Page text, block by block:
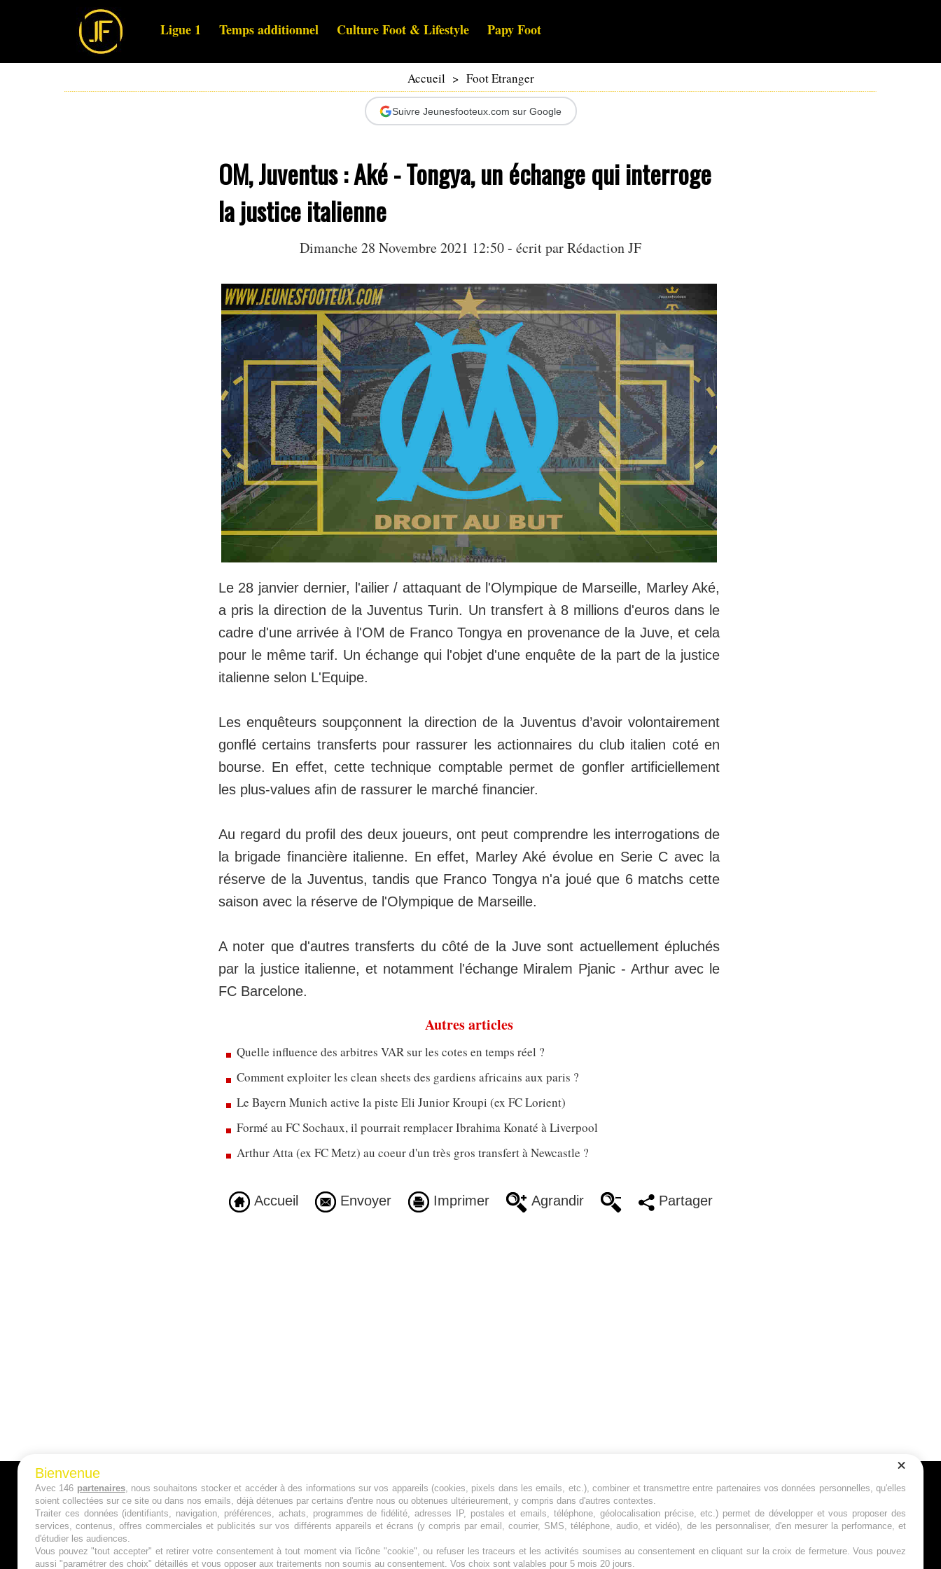
Ligue 1 Temps additionnel Culture Foot & Lifestyle Papy Foot
Accueil > Foot Etranger
Suivre Jeunesfooteux.com sur Google
OM, Juventus : Aké - Tongya, un échange qui interroge
la justice italienne
Dimanche 28 Novembre 2021 12:50 - écrit par Rédaction JF
Le 28 janvier dernier, l'ailier / attaquant de l'Olympique de Marseille, Marley Aké,
a pris la direction de la Juventus Turin. Un transfert à 8 millions d'euros dans le
cadre d'une arrivée à l'OM de Franco Tongya en provenance de la Juve, et cela
pour le même tarif. Un échange qui l'objet d'une enquête de la part de la justice
italienne selon L'Equipe.
Les enquêteurs soupçonnent la direction de la Juventus d’avoir volontairement
gonflé certains transferts pour rassurer les actionnaires du club italien coté en
bourse. En effet, cette technique comptable permet de gonfler artificiellement
les plus-values afin de rassurer le marché financier.
Au regard du profil des deux joueurs, ont peut comprendre les interrogations de
la brigade financière italienne. En effet, Marley Aké évolue en Serie C avec la
réserve de la Juventus, tandis que Franco Tongya n'a joué que 6 matchs cette
saison avec la réserve de l'Olympique de Marseille.
A noter que d'autres transferts du côté de la Juve sont actuellement épluchés
par la justice italienne, et notamment l'échange Miralem Pjanic - Arthur avec le
FC Barcelone.
Autres articles
Quelle influence des arbitres VAR sur les cotes en temps réel ?
Comment exploiter les clean sheets des gardiens africains aux paris ?
Le Bayern Munich active la piste Eli Junior Kroupi (ex FC Lorient)
Formé au FC Sochaux, il pourrait remplacer Ibrahima Konaté à Liverpool
Arthur Atta (ex FC Metz) au coeur d'un très gros transfert à Newcastle ?
Accueil Envoyer Imprimer Agrandir Partager
A PROPOS
Qui sommes nous ?
Mentions Légales
Jeunesfooteux est un média sportif qui traite
principalement de l'actualité de la Ligue 1 et
des grosses actualités de la Ligue 2 et du
Plan du site | Syndication |Powered by WM
Suivez-nous
Bienvenue
Avec 146 partenaires, nous souhaitons stocker et accéder à des informations sur vos appareils (cookies, pixels dans les emails, etc.), combiner et transmettre entre partenaires vos données personnelles, qu'elles
soient collectées sur ce site ou dans nos emails, déjà détenues par certains d'entre nous ou obtenues ultérieurement, y compris dans d'autres contextes.
Traiter ces données (identifiants, navigation, préférences, achats, programmes de fidélité, adresses IP, postales et emails, téléphone, géolocalisation précise, etc.) permet de développer et vous proposer des
services, contenus, offres commerciales et publicités sur vos différents appareils et écrans (y compris par email, courrier, SMS, téléphone, audio, et vidéo), de les personnaliser, d'en mesurer la performance, et
d'étudier les audiences.
Vous pouvez "tout accepter" et retirer votre consentement à tout moment via l'icône "cookie", ou refuser les traceurs et les activités soumises au consentement en cliquant sur la croix de fermeture. Vous pouvez
aussi "paramétrer des choix" détaillés et vous opposer aux traitements non soumis au consentement. Vos choix sont valables pour 5 mois 20 jours.